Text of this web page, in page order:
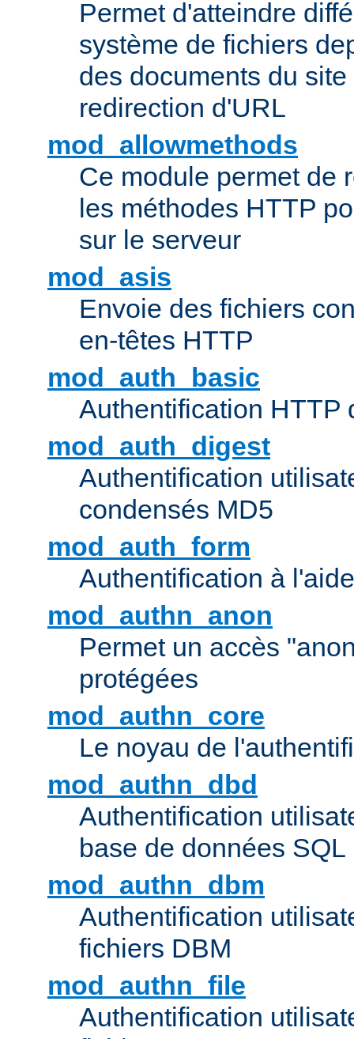
Permet d'atteindre
système de fichiers
des documents du
redirection d'URL
mod_allowmethods
Ce module permet de
les méthodes HTTP
sur le serveur
mod_asis
Envoie des fichiers
en-têtes HTTP
mod_auth_basic
Authentification HTTP
mod_auth_digest
Authentification
condensés MD5
mod_auth_form
Authentification à
mod_authn_anon
Permet un accès
protégées
mod_authn_core
Le noyau de
mod_authn_dbd
Authentification
base de données SQL
mod_authn_dbm
Authentification
fichiers DBM
mod_authn_file
Authentification